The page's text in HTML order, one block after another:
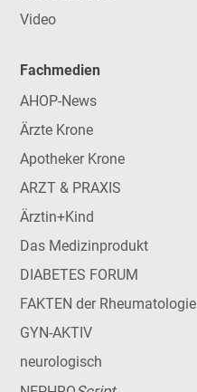
Video
Fachmedien
AHOP-News
Ärzte Krone
Apotheker Krone
ARZT & PRAXIS
Ärztin+Kind
Das Medizinprodukt
DIABETES FORUM
FAKTEN der Rheumatologie
GYN-AKTIV
neurologisch